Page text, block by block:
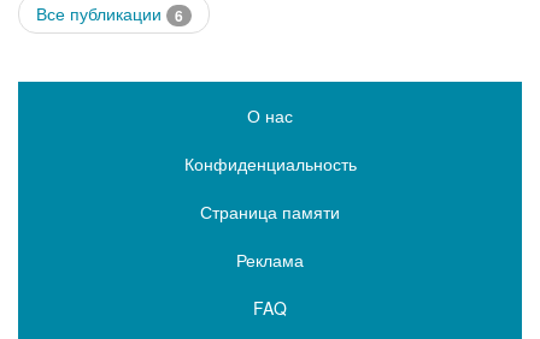
Все публикации 6
О нас
Конфиденциальность
Страница памяти
Реклама
FAQ